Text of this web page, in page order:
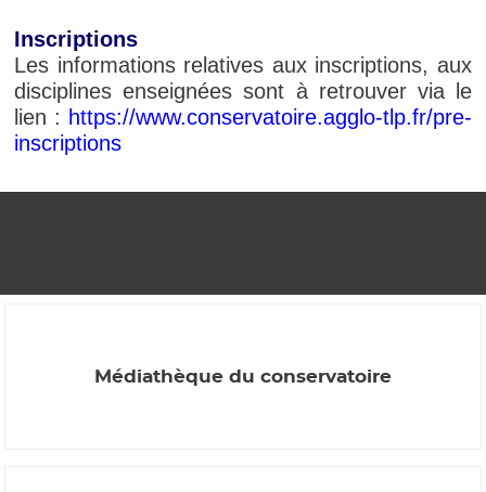
Inscriptions
Les informations relatives aux inscriptions, aux
disciplines enseignées sont à retrouver via le
lien : https://www.conservatoire.agglo-tlp.fr/pre-
inscriptions
Médiathèque du conservatoire